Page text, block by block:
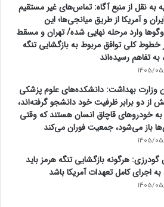
به نقل از منبع آگاه: تماس‌های غیر مستقیم
و آمریکا از طریق میانجی‌ها؛ این
وارد مرحله نهایی شده/ تهران و مسقط
خطوط کلی توافق مربوط به بازگشایی تنگه
به تفاهم رسیده‌اند
1405/
وزارت بهداشت: دانشکده‌های علوم پزشکی
از دو برابر ظرفیت خود دانشجو گرفته‌اند،
به خودرو‌های قاچاق انسان هستند که وقتی
باز می‌شود، جمعیت فوران می‌کند
1405/
هرگونه بازگشایی تنگه هرمز باید
اجرای کامل تعهدات آمریکا باشد
1405/